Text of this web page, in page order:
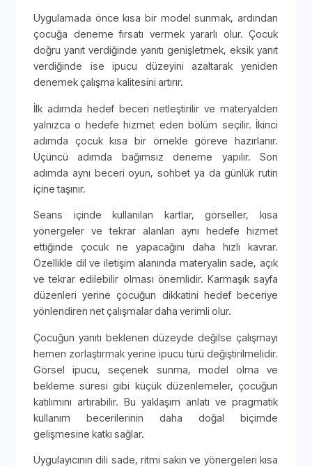
Uygulamada önce kısa bir model sunmak, ardından
çocuğa deneme fırsatı vermek yararlı olur. Çocuk
doğru yanıt verdiğinde yanıtı genişletmek, eksik yanıt
verdiğinde ise ipucu düzeyini azaltarak yeniden
denemek çalışma kalitesini artırır.
İlk adımda hedef beceri netleştirilir ve materyalden
yalnızca o hedefe hizmet eden bölüm seçilir. İkinci
adımda çocuk kısa bir örnekle göreve hazırlanır.
Üçüncü adımda bağımsız deneme yapılır. Son
adımda aynı beceri oyun, sohbet ya da günlük rutin
içine taşınır.
Seans içinde kullanılan kartlar, görseller, kısa
yönergeler ve tekrar alanları aynı hedefe hizmet
ettiğinde çocuk ne yapacağını daha hızlı kavrar.
Özellikle dil ve iletişim alanında materyalin sade, açık
ve tekrar edilebilir olması önemlidir. Karmaşık sayfa
düzenleri yerine çocuğun dikkatini hedef beceriye
yönlendiren net çalışmalar daha verimli olur.
Çocuğun yanıtı beklenen düzeyde değilse çalışmayı
hemen zorlaştırmak yerine ipucu türü değiştirilmelidir.
Görsel ipucu, seçenek sunma, model olma ve
bekleme süresi gibi küçük düzenlemeler, çocuğun
katılımını artırabilir. Bu yaklaşım anlatı ve pragmatik
kullanım becerilerinin daha doğal biçimde
gelişmesine katkı sağlar.
Uygulayıcının dili sade, ritmi sakin ve yönergeleri kısa